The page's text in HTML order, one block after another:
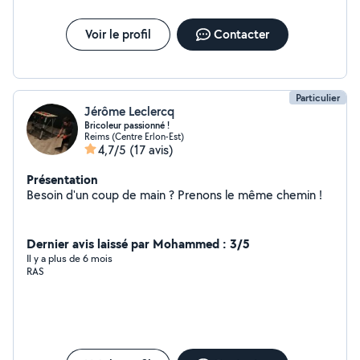
Voir le profil Contacter
Particulier
Jérôme Leclercq
Bricoleur passionné !
Reims (Centre Erlon-Est)
4,7/5 (17 avis)
Présentation
Besoin d'un coup de main ? Prenons le même chemin !
Dernier avis laissé par Mohammed : 3/5
Il y a plus de 6 mois
RAS